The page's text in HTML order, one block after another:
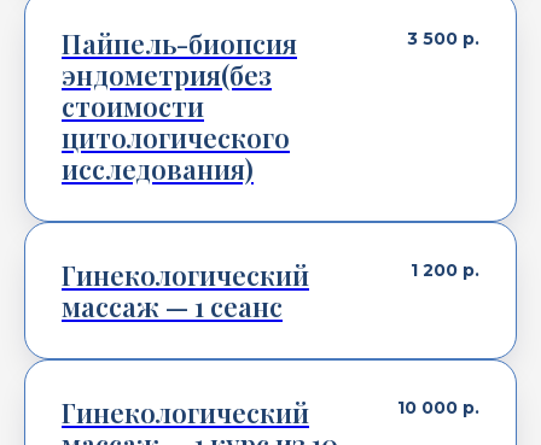
Пайпель-биопсия
эндометрия(без
стоимости
цитологического
исследования)
3 500 р.
Гинекологический
массаж — 1 сеанс
1 200 р.
Гинекологический
10 000 р.